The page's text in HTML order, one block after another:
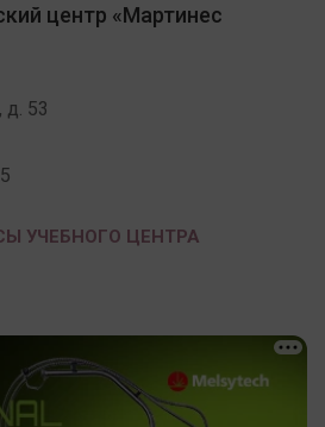
центр «Мартинес
53
УЧЕБНОГО ЦЕНТРА